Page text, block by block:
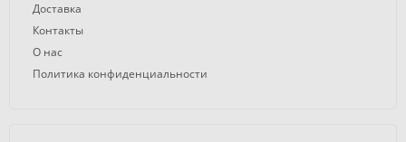
Доставка
Контакты
О нас
Политика конфиденциальности